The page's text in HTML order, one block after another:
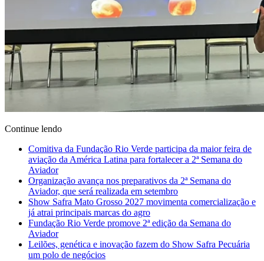
Continue lendo
Comitiva da Fundação Rio Verde participa da maior feira de
aviação da América Latina para fortalecer a 2ª Semana do
Aviador
Organização avança nos preparativos da 2ª Semana do
Aviador, que será realizada em setembro
Show Safra Mato Grosso 2027 movimenta comercialização e
já atrai principais marcas do agro
Fundação Rio Verde promove 2ª edição da Semana do
Aviador
Leilões, genética e inovação fazem do Show Safra Pecuária
um polo de negócios